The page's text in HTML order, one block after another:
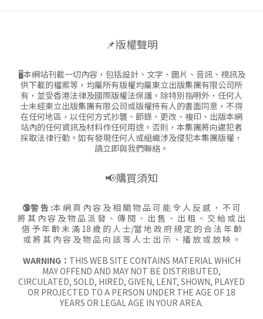
📌版權聲明
🖥本網站刊載一切內容，包括設計、文字、圖片、音訊、視訊及
供下載的檔案等，均屬所有版權均屬東立出版集團有限公司所
有，並受香港法律及國際版權法保護。除特別指明外，任何人
士未經東立出版集團有限公司或版權持有人的書面同意，不得
在任何地區，以任何方式抄襲、節錄、更改、複印、出版本網
站內的任何資訊及材料作任何用途。否則，本集團將向違犯者
採取法律行動。如有發現任何人或組織涉及侵犯本集團版權，
請立即與我們聯絡。
📢購買須知
🔞警 告 :本 網 頁 內 容 及 相 關 物 品 可 能 令 人 反 感 ， 不 可
將 其 內 容 及 物 品 派 發 、 傳 閱 、 出 售 、 出 租 、 交 給 或 出
借 予 年 齡 未 滿 18 歲 的 人 士/當 地 政 府 規 定 的 合 法 年 齡
或 將 其 內 容 及 物 品 向 該 等 人 士 出 示 、 播 放 或 放 映 。
WARNING： THIS WEB SITE CONTAINS MATERIAL WHICH
MAY OFFEND AND MAY NOT BE DISTRIBUTED,
CIRCULATED, SOLD, HIRED, GIVEN, LENT, SHOWN, PLAYED
OR PROJECTED TO A PERSON UNDER THE AGE OF 18
YEARS OR LEGAL AGE IN YOUR AREA.